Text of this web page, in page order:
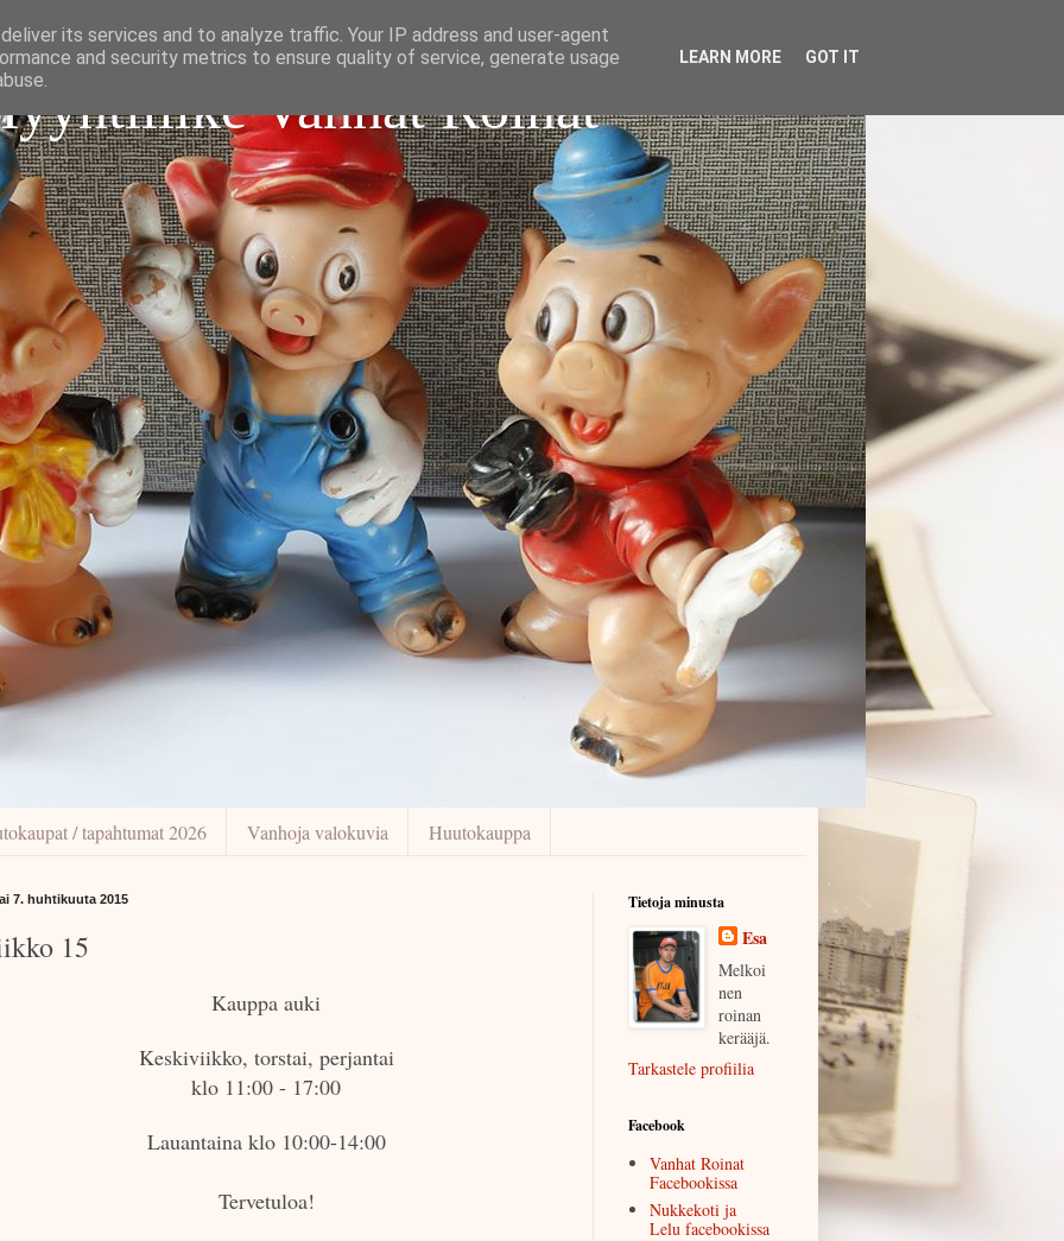
Vanhat Roinat
/ tapahtumat 2026 Vanhoja valokuvia Huutokauppa
7. huhtikuuta 2015
15
Kauppa auki
Keskiviikko, torstai, perjantai
klo 11:00 - 17:00
Lauantaina klo 10:00-14:00
Tervetuloa!
Tietoja minusta
Esa
Melkoi
nen
roinan
kerääjä.
Tarkastele profiilia
Facebook
Vanhat Roinat
Facebookissa
Nukkekoti ja
Lelu facebookissa
its services and to analyze traffic. Your IP address and user-agent
and security metrics to ensure quality of service, generate usage
LEARN MORE GOT IT